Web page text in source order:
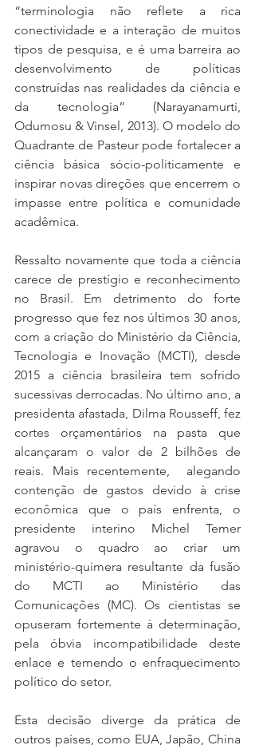
“terminologia não reflete a rica
conectividade e a interação de muitos
tipos de pesquisa, e é uma barreira ao
desenvolvimento de políticas
construídas nas realidades da ciência e
da tecnologia” (Narayanamurti,
Odumosu & Vinsel, 2013). O modelo do
Quadrante de Pasteur pode fortalecer a
ciência básica sócio-politicamente e
inspirar novas direções que encerrem o
impasse entre política e comunidade
acadêmica.
Ressalto novamente que toda a ciência
carece de prestígio e reconhecimento
no Brasil. Em detrimento do forte
progresso que fez nos últimos 30 anos,
com a criação do Ministério da Ciência,
Tecnologia e Inovação (MCTI), desde
2015 a ciência brasileira tem sofrido
sucessivas derrocadas. No último ano, a
presidenta afastada, Dilma Rousseff, fez
cortes orçamentários na pasta que
alcançaram o valor de 2 bilhões de
reais. Mais recentemente,  alegando
contenção de gastos devido à crise
econômica que o país enfrenta, o
presidente interino Michel Temer
agravou o quadro ao criar um
ministério-quimera resultante da fusão
do MCTI ao Ministério das
Comunicações (MC). Os cientistas se
opuseram fortemente à determinação,
pela óbvia incompatibilidade deste
enlace e temendo o enfraquecimento
político do setor.
Esta decisão diverge da prática de
outros países, como EUA, Japão, China